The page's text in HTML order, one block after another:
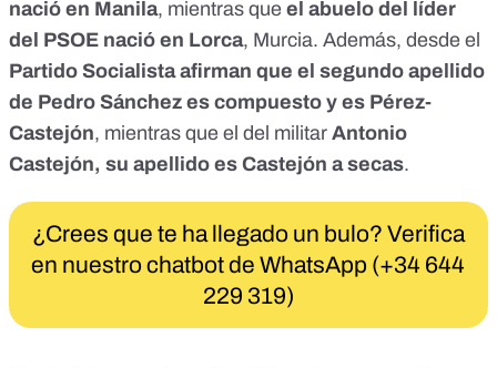
nació en Manila, mientras que el abuelo del líder
del PSOE nació en Lorca, Murcia. Además, desde el
Partido Socialista afirman que el segundo apellido
de Pedro Sánchez es compuesto y es Pérez-
Castejón, mientras que el del militar Antonio
Castejón, su apellido es Castejón a secas.
¿Crees que te ha llegado un bulo? Verifica
en nuestro chatbot de WhatsApp (+34 644
229 319)